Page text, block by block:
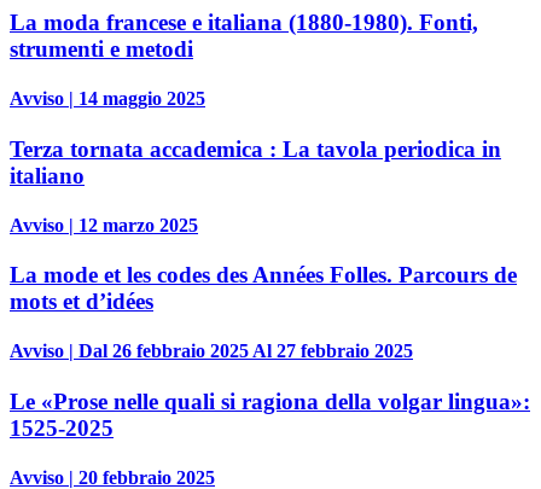
La moda francese e italiana (1880-1980). Fonti,
strumenti e metodi
Avviso | 14 maggio 2025
Terza tornata accademica : La tavola periodica in
italiano
Avviso | 12 marzo 2025
La mode et les codes des Années Folles. Parcours de
mots et d’idées
Avviso | Dal 26 febbraio 2025 Al 27 febbraio 2025
Le «Prose nelle quali si ragiona della volgar lingua»:
1525-2025
Avviso | 20 febbraio 2025